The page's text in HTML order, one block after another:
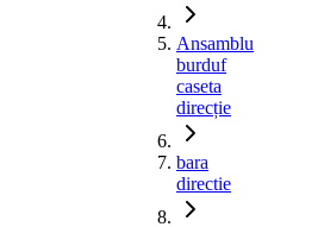
Ansamblu
burduf
caseta
direcție
bara
directie